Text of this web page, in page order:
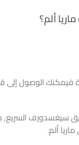
ألم؟
فيمكنك الوصول إلى
سيغسدورف السريع,
ألم.